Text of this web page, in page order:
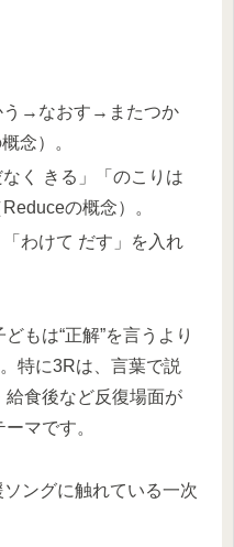
う→なおす→またつか
念）。​
く きる」「のこりは
の概念）。​
わけて だす」を入れ
もは“正解”を言うより
特に3Rは、言葉で説
給食後など反復場面が
マです。​
ングに触れている一次